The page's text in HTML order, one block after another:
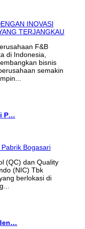
F&B
di Indonesia,
bisnis
semakin
P…
(QC) dan Quality
(NIC) Tbk
berlokasi di